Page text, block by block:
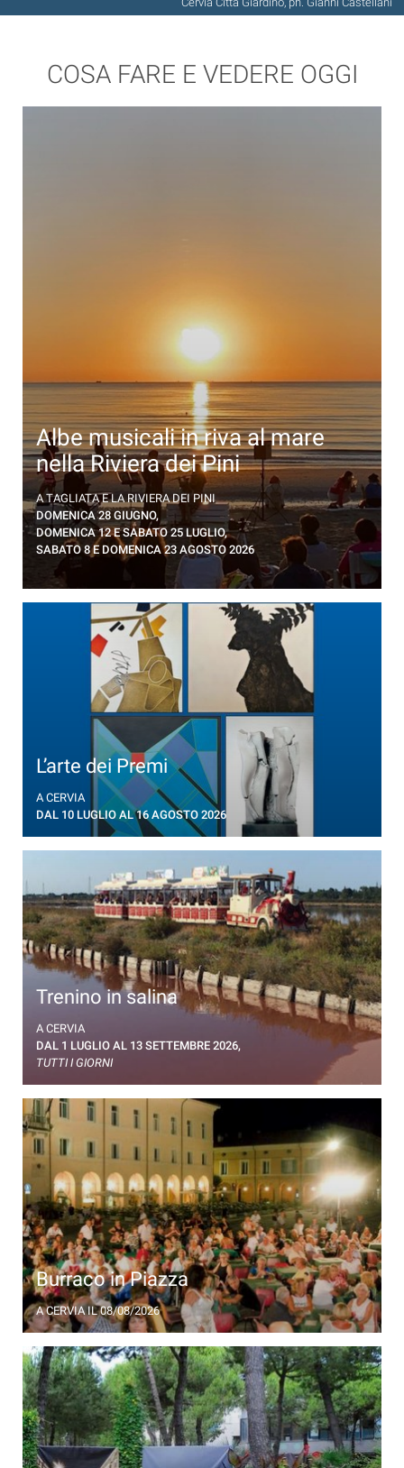
COSA FARE E VEDERE OGGI
Albe musicali in riva al mare
nella Riviera dei Pini
Concerti all'alba a Cervia, sulla spiaggia di Tagliata
A TAGLIATA E LA RIVIERA DEI PINI
DOMENICA 28 GIUGNO,
DOMENICA 12 E SABATO 25 LUGLIO,
SABATO 8 E DOMENICA 23 AGOSTO 2026
L’arte dei Premi
Esposizione dei più significativi Premi nati in Italia
nel Secondo Dopoguerra
A CERVIA
DAL 10 LUGLIO AL 16 AGOSTO 2026
Trenino in salina
Visita guidata in trenino tra i bacini salanti della
Salina di Cervia
A CERVIA
DAL 1 LUGLIO AL 13 SETTEMBRE 2026,
TUTTI I GIORNI
Burraco in Piazza
Lions, Torneo di burraco in Piazza Garibaldi a Cervia
A CERVIAIL 08/08/2026